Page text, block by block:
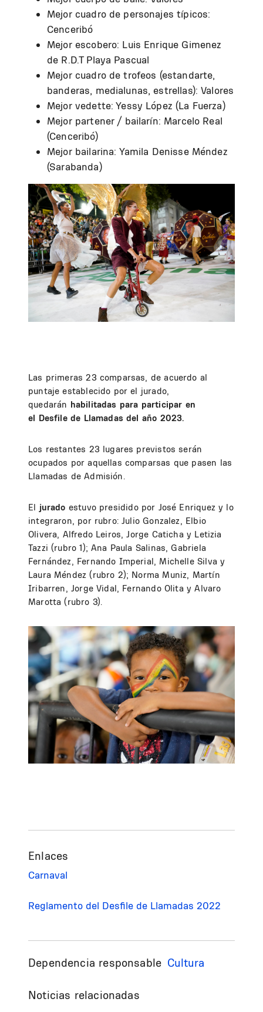
Mejor cuadro de personajes típicos:
Cenceribó
Mejor escobero: Luis Enrique Gimenez
de R.D.T Playa Pascual
Mejor cuadro de trofeos (estandarte,
banderas, medialunas, estrellas): Valores
Mejor vedette: Yessy López (La Fuerza)
Mejor partener / bailarín: Marcelo Real
(Cenceribó)
Mejor bailarina: Yamila Denisse Méndez
(Sarabanda)
Las primeras 23 comparsas, de acuerdo al
puntaje establecido por el jurado,
quedarán habilitadas para participar en
el Desfile de Llamadas del año 2023.
Los restantes 23 lugares previstos serán
ocupados por aquellas comparsas que pasen las
Llamadas de Admisión.
El jurado estuvo presidido por José Enriquez y lo
integraron, por rubro: Julio Gonzalez, Elbio
Olivera, Alfredo Leiros, Jorge Caticha y Letizia
Tazzi (rubro 1); Ana Paula Salinas, Gabriela
Fernández, Fernando Imperial, Michelle Silva y
Laura Méndez (rubro 2); Norma Muniz, Martín
Iribarren, Jorge Vidal, Fernando Olita y Alvaro
Marotta (rubro 3).
Enlaces
Carnaval
Reglamento del Desfile de Llamadas 2022
Dependencia responsable Cultura
Noticias relacionadas